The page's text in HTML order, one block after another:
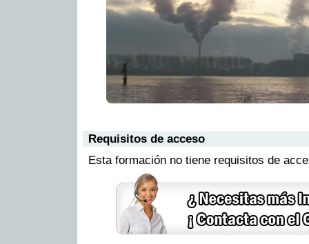
Requisitos de acceso
Esta formación no tiene requisitos de